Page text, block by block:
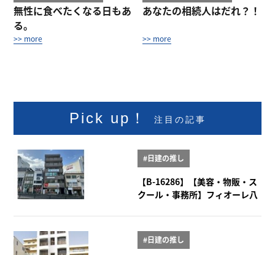
無性に食べたくなる日もあ
る。
>> more
あなたの相続人はだれ？！
>> more
Pick up！ 注目の記事
#日建の推し
【B-16286】【美容・物販・ス
クール・事務所】フィオーレ八
#日建の推し